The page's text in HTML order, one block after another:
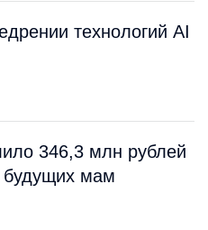
технологий AI
346,3 млн рублей
будущих мам